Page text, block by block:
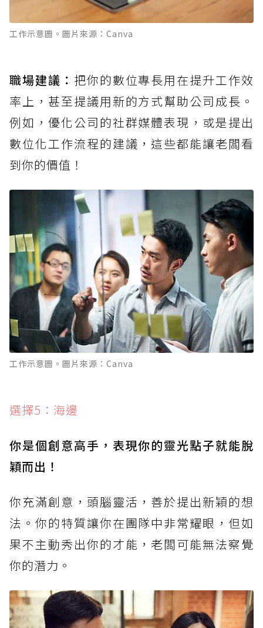
工作示意圖。圖片來源：Canva
職場建議： 把你的數位專長用在提升工作效
率上，甚至提議用新的方式幫助公司成長。
例如，優化公司的社群媒體表現，或是提出
數位化工作流程的建議，這些都能讓老闆看
到你的價值！
工作示意圖。圖片來源：Canva
選擇5：海邊
你是個創意高手，表現你的靈光點子就能脫
穎而出！
你充滿創意，頭腦靈活，善於提出新穎的想
法。你的特質讓你在團隊中非常耀眼，但如
果不主動秀出你的才能，老闆可能無法察覺
你的潛力。